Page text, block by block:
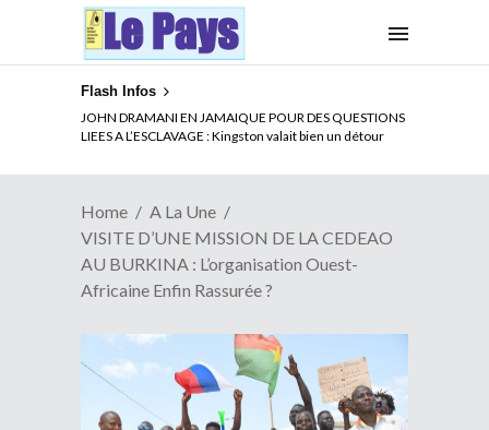
Flash Infos
ELECTION DE TALON A LA TETE DU SENAT BENINOIS :
Quand Patrice quitte le pouvoir sans partir !
Home
A La Une
VISITE D’UNE MISSION DE LA CEDEAO
AU BURKINA : L’organisation Ouest-
Africaine Enfin Rassurée ?